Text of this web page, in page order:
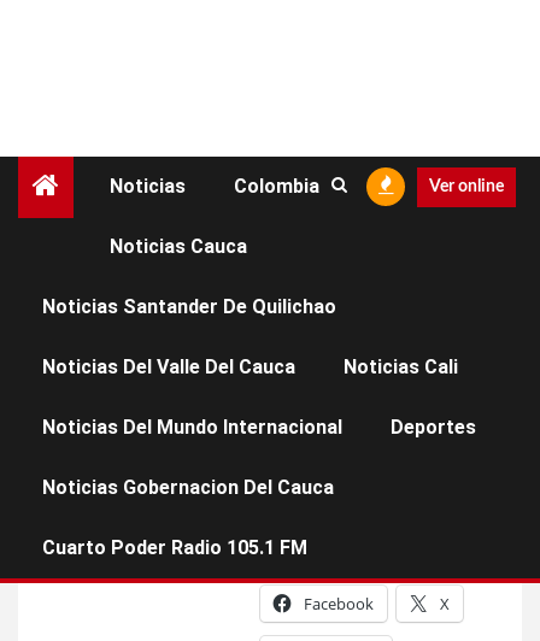
Noticias Colombia
Noticias Cauca
Noticias Santander De Quilichao
Noticias Del Valle Del Cauca Noticias Cali
Noticias Del Mundo Internacional Deportes
Noticias Gobernacion Del Cauca
Cuarto Poder Radio 105.1 FM
Ver online
maletas, revisa algo
Facebook X